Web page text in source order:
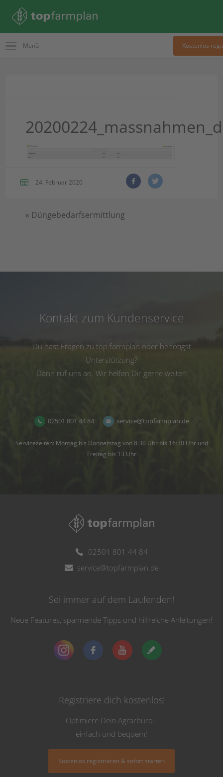
Menü Kostenlos
24. Februar 2020
« Düngebedarfsermittlung
Kontakt zum Kundenservice
Du hast Fragen zu top farmplan oder benötigst
Unterstützung?
Dann ruf uns an. Wir helfen Dir gerne weiter!
02501 801 44 84 service@topfarmplan.de
Servicezeiten: Montag bis Donnerstag von 8:30 Uhr bis 16:30 Uhr und
Freitag bis 13 Uhr
02501 801 44 84
service@topfarmplan.de
Sei immer auf dem Laufenden!
Neue Features, spannende Tipps und hilfreiche Anleitungen!
Registriere dich kostenlos!
Optimiere Dein Agrarbüro -
einfach und bequem!
Kostenlos registrieren & sofort starten